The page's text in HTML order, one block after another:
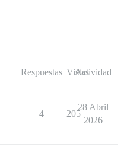
Respuestas Vistas
Actividad
4 205
28 Abril
2026